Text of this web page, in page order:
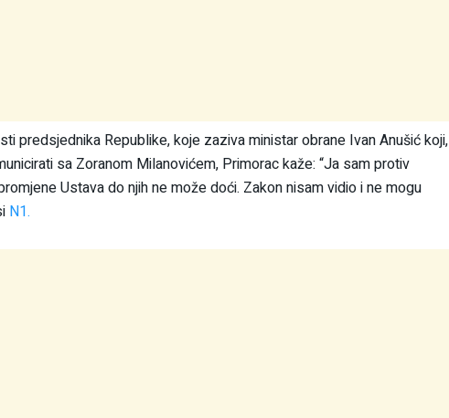
predsjednika Republike, koje zaziva ministar obrane Ivan Anušić koji,
sa Zoranom Milanovićem, Primorac kaže: “Ja sam protiv
Ustava do njih ne može doći. Zakon nisam vidio i ne mogu
N1.